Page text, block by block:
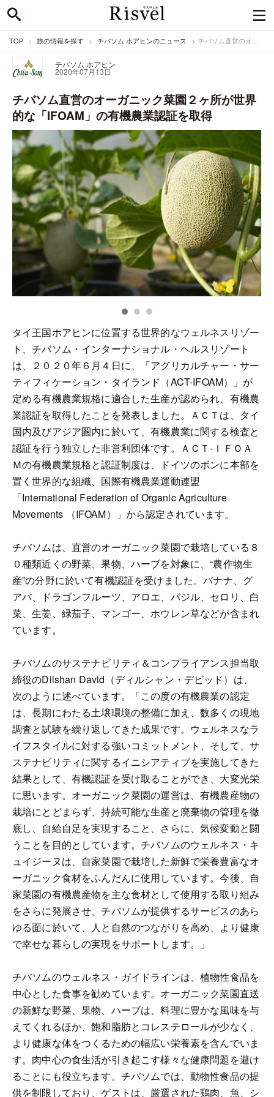
TOP 旅の情報を探す チバソム ホアヒンのニュース チバソム直営のオーガニック菜園２ヶ所が世界的な「IFOAM」の有機農業認証を取得
チバソム ホアヒン
2020年07月13日
チバソム直営のオーガニック菜園２ヶ所が世界
的な「IFOAM」の有機農業認証を取得
タイ王国ホアヒンに位置する世界的なウェルネスリゾー
ト、チバソム・インターナショナル・ヘルスリゾート
は、２０２０年６月４日に、「アグリカルチャー・サー
ティフィケーション・タイランド（ACT-IFOAM）」が
定める有機農業規格に適合した生産が認められ、有機農
業認証を取得したことを発表しました。ＡＣＴは、タイ
国内及びアジア圏内に於いて、有機農業に関する検査と
認証を行う独立した非営利団体です。ＡＣＴ-ＩＦＯＡ
Ｍの有機農業規格と認証制度は、ドイツのボンに本部を
置く世界的な組織、国際有機農業運動連盟
「International Federation of Organic Agriculture
Movements （IFOAM）」から認定されています。
チバソムは、直営のオーガニック菜園で栽培している８
０種類近くの野菜、果物、ハーブを対象に、“農作物生
産”の分野に於いて有機認証を受けました。バナナ、グ
アバ、ドラゴンフルーツ、アロエ、バジル、セロリ、白
菜、生姜、緑茄子、マンゴー、ホウレン草などが含まれ
ています。
チバソムのサステナビリティ＆コンプライアンス担当取
締役のDilshan David（ディルシャン・デビッド）は、
次のように述べています。「この度の有機農業の認定
は、長期にわたる土壌環境の整備に加え、数多くの現地
調査と試験を繰り返してきた成果です。ウェルネスなラ
イフスタイルに対する強いコミットメント、そして、サ
ステナビリティに関するイニシアティブを実施してきた
結果として、有機認証を受け取ることができ、大変光栄
に思います。オーガニック菜園の運営は、有機農産物の
栽培にとどまらず、持続可能な生産と廃棄物の管理を徹
底し、自給自足を実現すること、さらに、気候変動と闘
うことを目的としています。チバソムのウェルネス・キ
ュイジーヌは、自家菜園で栽培した新鮮で栄養豊富なオ
ーガニック食材をふんだんに使用しています。今後、自
家菜園の有機農産物を主な食材として使用する取り組み
をさらに発展させ、チバソムが提供するサービスのあら
ゆる面に於いて、人と自然のつながりを高め、より健康
で幸せな暮らしの実現をサポートします。」
チバソムのウェルネス・ガイドラインは、植物性食品を
中心とした食事を勧めています。オーガニック菜園直送
の新鮮な野菜、果物、ハーブは、料理に豊かな風味を与
えてくれるほか、飽和脂肪とコレステロールが少なく、
より健康な体をつくるための幅広い栄養素を含んでいま
す。肉中心の食生活が引き起こす様々な健康問題を避け
ることにも役立ちます。チバソムでは、動物性食品の提
供を制限しており、ゲストは、厳選された鶏肉、魚、シ